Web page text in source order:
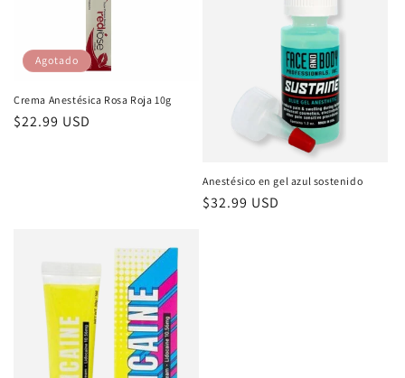
Agotado
Crema Anestésica Rosa Roja 10g
Precio
$22.99 USD
Anestésico en gel azul sostenido
Precio
$32.99 USD